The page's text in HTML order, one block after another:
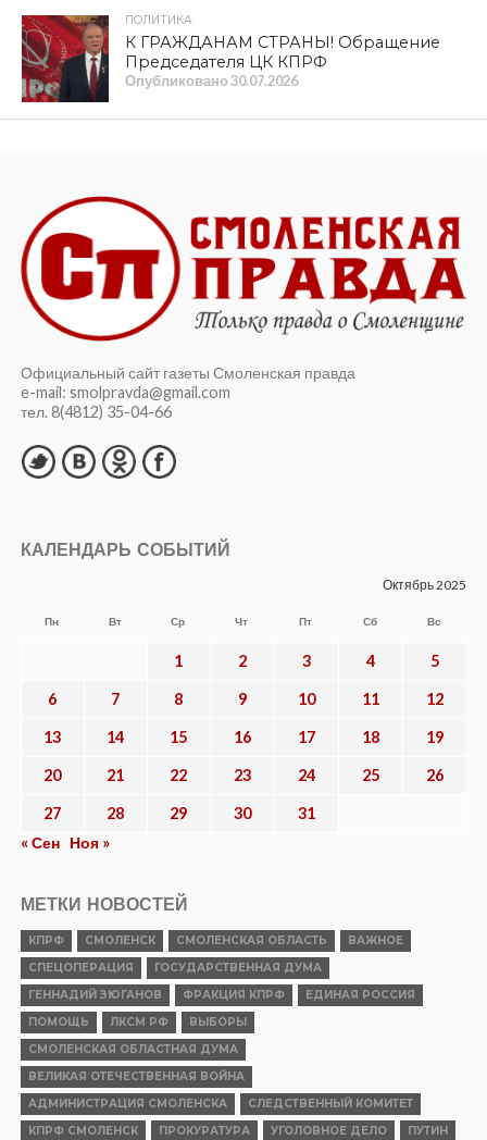
разобраться, почему это происходит — а в ответ
тишина.
Теперь власти решили «нагнуть» малый и средний
бизнес. Вчера порог был 60 миллионов, сегодня — 10.
брат и два помощника. Как они будут работать завтра?
Никак. Им придётся делить бизнес на части, всё уйдёт в
тень, бюджет ничего не получит, кроме беспорядка.
Как завтра люди будут покупать автомобили, если
добавили по три миллиона к цене? Теперь не будут
покупать, вообще. Заводы задохнутся. Как будет
работать сельхозмашиностроение, если дворы забиты
техникой, а крестьяне не получают никаких денег?
Объясните! И снова — как будто говоришь в глухую
стену.
разрушали страну и продолжают это делать. Они не
Я официально обращаюсь к Президенту. Когда стало
ясно, что страна не справляется с вызовами нацизма и
секретные постановления: привлечь крупных
промышленных проектировщиков и строителей с
спроектировать 500 заводов и 100 городов. Рядом с
ними мы посадили талантливых советских инженеров
и создали 30 крупных институтов, которые потом
Сегодня ситуация не менее сложная, а во многом —
сложнее.
По всему периметру России вспыхнули конфликты.
Войну выигрывают только союзники. Путин сумел
нащупать союз с Китаем, Вьетнамом, КНДР, Индией,
арабским, персидским, африканским и
латиноамериканским мирами. Мы укрепляем эти связи
и работаем над их развитием. Но службы, вместо того